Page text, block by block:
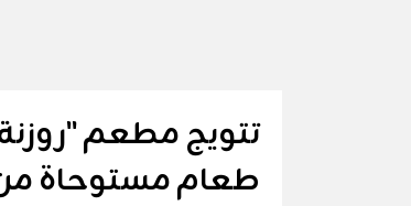
تتويج مطعم
طعام مستوحاة من